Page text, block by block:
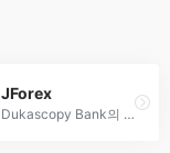
JForex
Dukascopy Bank의 JForex는 외환, 암호화폐, 지수 등 1,200+ 거래 상품을 제공하는 스위스 규제 전문 트레이딩 플랫폼입니다. 경쟁력 있는 스프레드와 최대 1:200 레버리지 지원.